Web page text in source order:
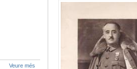
Veure més